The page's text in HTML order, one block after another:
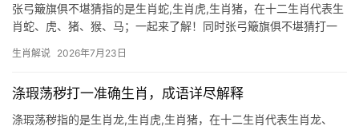
张弓簸旗俱不堪猜指的是生肖蛇,生肖虎,生肖猪，在十二生肖代表生
肖蛇、虎、猪、猴、马；一起来了解！同时张弓簸旗俱不堪猜打一
合“猜”字指向心思缜密却多疑的生肖蛇，蛇性善隐匿，常因过度防备
生肖解说 2026年7月23日
涤瑕荡秽打一准确生肖，成语详尽解释
涤瑕荡秽指的是生肖龙,生肖虎,生肖猪，在十二生肖代表生肖龙、